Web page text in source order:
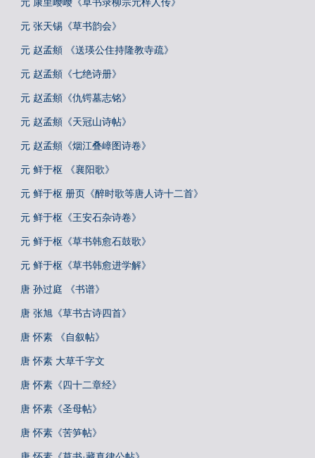
元 张天锡《草书韵会》
元 赵孟頫 《送瑛公住持隆教寺疏》
元 赵孟頫《七绝诗册》
元 赵孟頫《仇锷墓志铭》
元 赵孟頫《天冠山诗帖》
元 赵孟頫《烟江叠嶂图诗卷》
元 鲜于枢 《襄阳歌》
元 鲜于枢 册页《醉时歌等唐人诗十二首》
元 鲜于枢《王安石杂诗卷》
元 鲜于枢《草书韩愈石鼓歌》
元 鲜于枢《草书韩愈进学解》
唐 孙过庭 《书谱》
唐 张旭《草书古诗四首》
唐 怀素 《自叙帖》
唐 怀素 大草千字文
唐 怀素《四十二章经》
唐 怀素《圣母帖》
唐 怀素《苦笋帖》